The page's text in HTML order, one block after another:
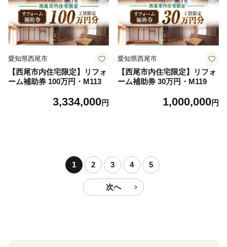
愛知県西尾市
【西尾市内住宅限定】リフォ
ーム補助券 100万円・M113
3,334,000円
愛知県西尾市
【西尾市内住宅限定】リフォ
ーム補助券 30万円・M119
1,000,000円
1 2 3 4 5
次へ